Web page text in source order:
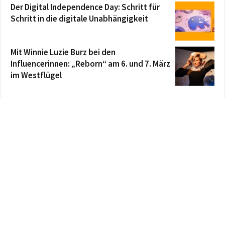
Der Digital Independence Day: Schritt für
Schritt in die digitale Unabhängigkeit
Mit Winnie Luzie Burz bei den
Influencerinnen: „Reborn“ am 6. und 7. März
im Westflügel